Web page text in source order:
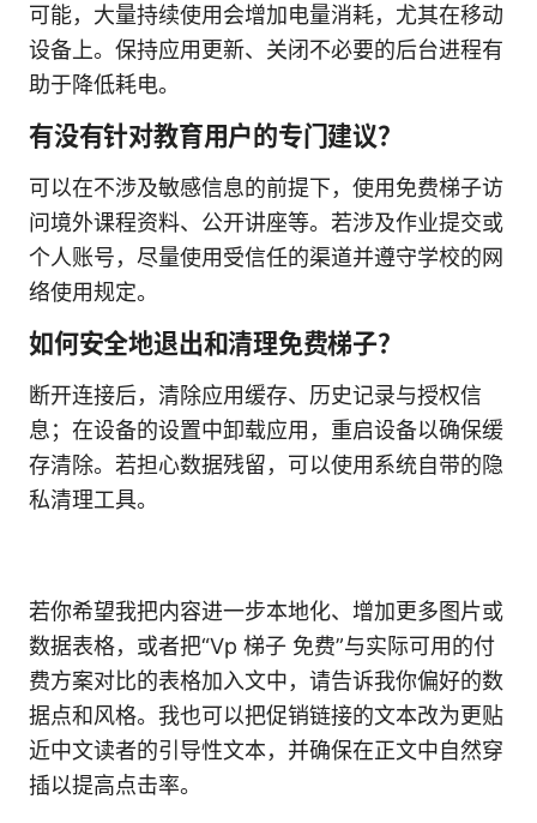
可能，大量持续使用会增加电量消耗，尤其在移动
设备上。保持应用更新、关闭不必要的后台进程有
助于降低耗电。
有没有针对教育用户的专门建议？
可以在不涉及敏感信息的前提下，使用免费梯子访
问境外课程资料、公开讲座等。若涉及作业提交或
个人账号，尽量使用受信任的渠道并遵守学校的网
络使用规定。
如何安全地退出和清理免费梯子？
断开连接后，清除应用缓存、历史记录与授权信
息；在设备的设置中卸载应用，重启设备以确保缓
存清除。若担心数据残留，可以使用系统自带的隐
私清理工具。
若你希望我把内容进一步本地化、增加更多图片或
数据表格，或者把“Vp 梯子 免费”与实际可用的付
费方案对比的表格加入文中，请告诉我你偏好的数
据点和风格。我也可以把促销链接的文本改为更贴
近中文读者的引导性文本，并确保在正文中自然穿
插以提高点击率。